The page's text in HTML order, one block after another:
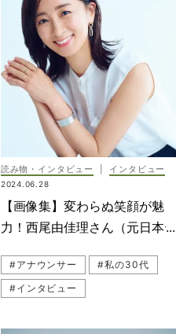
読み物・インタビュー インタビュー
2024.06.28
【画像集】変わらぬ笑顔が魅
力！西尾由佳理さん（元日本テ
#アナウンサー
#私の30代
#インタビュー